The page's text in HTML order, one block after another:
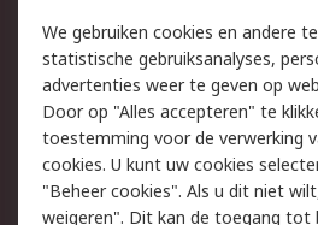
Track & Trace
Wettelijk
Cookiebeleid
Privacybeleid
We gebruiken cookies en andere
statistische gebruiksanalyses,
advertenties weer te geven op
Door op "Alles accepteren" te
toestemming voor de verwerking
cookies. U kunt uw cookies
"Beheer cookies". Als u dit niet
weigeren". Dit kan de toegang tot